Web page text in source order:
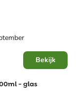
Bekijk
- glas